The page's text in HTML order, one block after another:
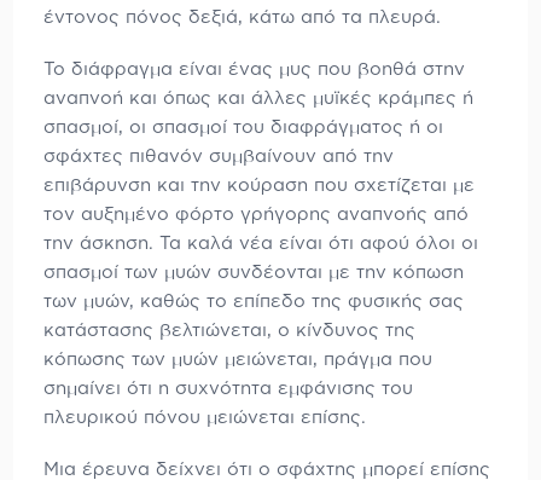
έντονος πόνος δεξιά, κάτω από τα πλευρά.
Το διάφραγμα είναι ένας μυς που βοηθά στην
αναπνοή και όπως και άλλες μυϊκές κράμπες ή
σπασμοί, οι σπασμοί του διαφράγματος ή οι
σφάχτες πιθανόν συμβαίνουν από την
επιβάρυνση και την κούραση που σχετίζεται με
τον αυξημένο φόρτο γρήγορης αναπνοής από
την άσκηση. Τα καλά νέα είναι ότι αφού όλοι οι
σπασμοί των μυών συνδέονται με την κόπωση
των μυών, καθώς το επίπεδο της φυσικής σας
κατάστασης βελτιώνεται, ο κίνδυνος της
κόπωσης των μυών μειώνεται, πράγμα που
σημαίνει ότι η συχνότητα εμφάνισης του
πλευρικού πόνου μειώνεται επίσης.
Μια έρευνα δείχνει ότι ο σφάχτης μπορεί επίσης